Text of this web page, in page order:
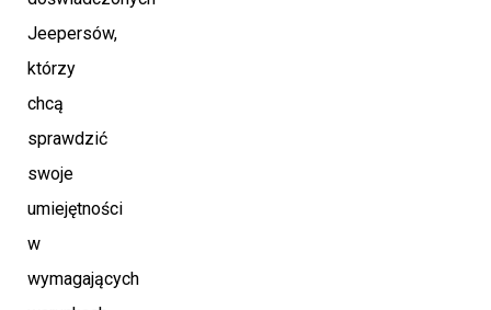
Jeepersów,
którzy
chcą
sprawdzić
swoje
umiejętności
w
wymagających